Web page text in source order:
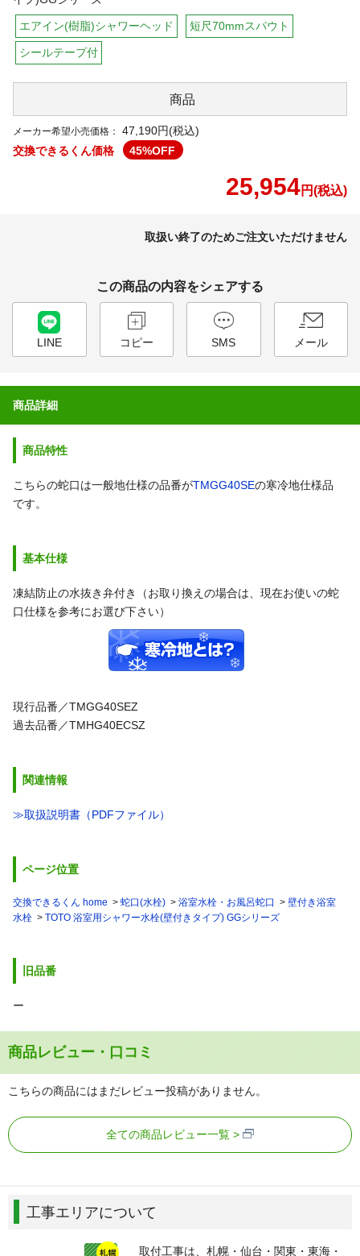
エアイン(樹脂)シャワーヘッド 短尺70mmスパウト
シールテープ付
商品
メーカー希望小売価格：
47,190円(税込)
交換できるくん価格
45%OFF
25,954円(税込)
取扱い終了のためご注文いただけません
この商品の内容をシェアする
LINE コピー SMS メール
商品詳細
商品特性
こちらの蛇口は一般地仕様の品番がTMGG40SEの寒冷地仕様品
です。
基本仕様
凍結防止の水抜き弁付き（お取り換えの場合は、現在お使いの蛇
口仕様を参考にお選び下さい）
現行品番／TMGG40SEZ
過去品番／TMHG40ECSZ
関連情報
≫取扱説明書（PDFファイル）
ページ位置
交換できるくん home 蛇口(水栓) 浴室水栓・お風呂蛇口
壁付き浴室
水栓
TOTO 浴室用シャワー水栓(壁付きタイプ) GGシリーズ
旧品番
ー
商品レビュー・口コミ
こちらの商品にはまだレビュー投稿がありません。
全ての商品レビュー一覧
工事エリアについて
取付工事は、札幌・仙台・関東・東海・